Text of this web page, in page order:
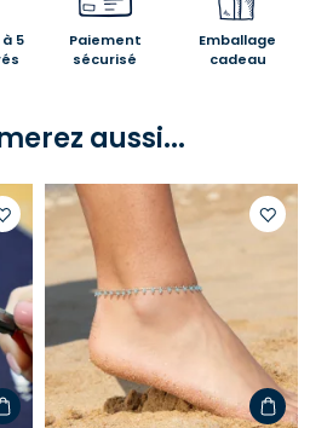
5
Paiement
sécurisé
Emballage
cadeau
aussi...
liste